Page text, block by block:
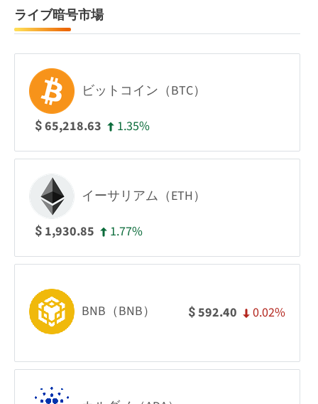
ライブ暗号市場
ビットコイン（BTC）
$65,218.63 1.35%
イーサリアム（ETH）
$ 1,930.85 1.77%
BNB（BNB） $592.40 0.02%